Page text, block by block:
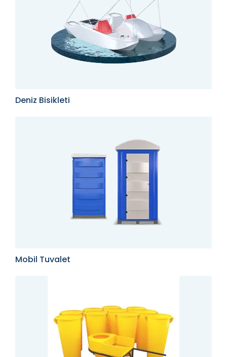
Deniz Bisikleti
Mobil Tuvalet